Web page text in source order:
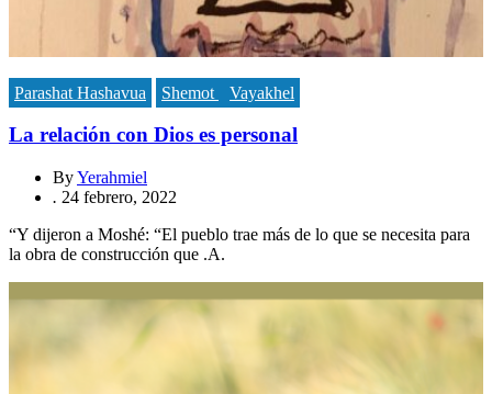
Parashat Hashavua Shemot Vayakhel
La relación con Dios es personal
ByYerahmiel
. 24 febrero, 2022
“Y dijeron a Moshé: “El pueblo trae más de lo que se necesita para
la obra de construcción que .A.